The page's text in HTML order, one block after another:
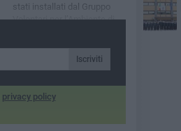
stati installati dal Gruppo
Volontari per l’Ambiente di
Iscriviti
privacy policy